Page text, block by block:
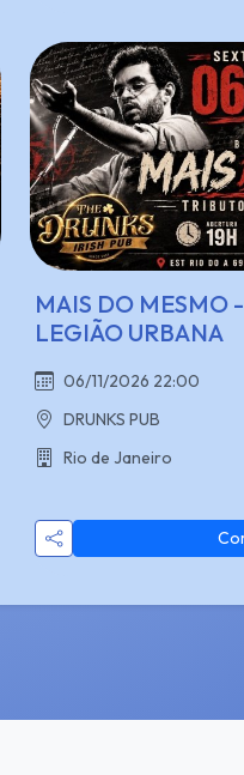
MAIS DO MESMO
LEGIÃO URBANA
06/11/2026 22:00
DRUNKS PUB
Rio de Janeiro